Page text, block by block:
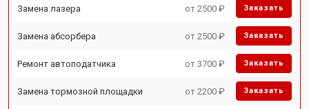
Замена лазера от 2500 ₽ Заказать
Замена абсорбера от 2500 ₽ Заказать
Ремонт автоподатчика от 3700 ₽ Заказать
Замена тормозной площадки от 2200 ₽ Заказать